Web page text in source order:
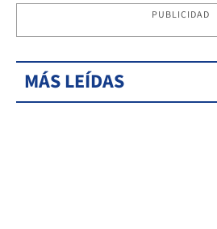
PUBLICIDAD
MÁS LEÍDAS